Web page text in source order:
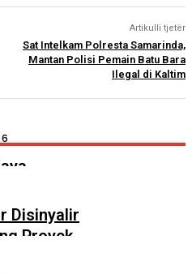
Artikulli tjetër
Sat Intelkam Polresta Samarinda,
Mantan Polisi Pemain Batu Bara
Ilegal di Kaltim
Disinyalir
Proyek